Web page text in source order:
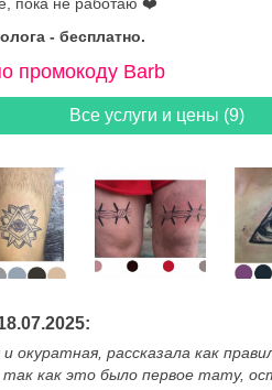
- бесплатно.
промокоду Barb
Все услуги и цены (9)
окуратная, рассказала как
как это было первое тату,